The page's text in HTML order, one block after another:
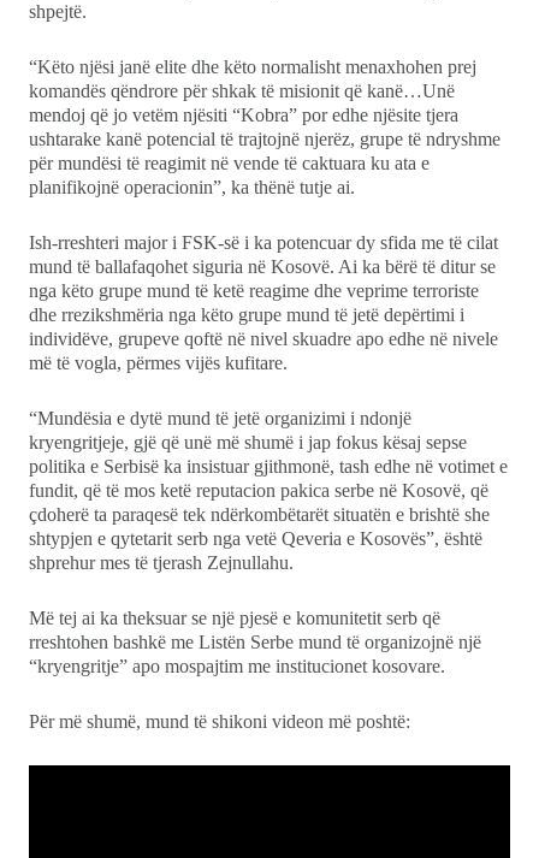
shpejtë.
“Këto njësi janë elite dhe këto normalisht menaxhohen prej
komandës qëndrore për shkak të misionit që kanë…Unë
mendoj që jo vetëm njësiti “Kobra” por edhe njësite tjera
ushtarake kanë potencial të trajtojnë njerëz, grupe të ndryshme
për mundësi të reagimit në vende të caktuara ku ata e
planifikojnë operacionin”, ka thënë tutje ai.
Ish-rreshteri major i FSK-së i ka potencuar dy sfida me të cilat
mund të ballafaqohet siguria në Kosovë. Ai ka bërë të ditur se
nga këto grupe mund të ketë reagime dhe veprime terroriste
dhe rrezikshmëria nga këto grupe mund të jetë depërtimi i
individëve, grupeve qoftë në nivel skuadre apo edhe në nivele
më të vogla, përmes vijës kufitare.
“Mundësia e dytë mund të jetë organizimi i ndonjë
kryengritjeje, gjë që unë më shumë i jap fokus kësaj sepse
politika e Serbisë ka insistuar gjithmonë, tash edhe në votimet e
fundit, që të mos ketë reputacion pakica serbe në Kosovë, që
çdoherë ta paraqesë tek ndërkombëtarët situatën e brishtë she
shtypjen e qytetarit serb nga vetë Qeveria e Kosovës”, është
shprehur mes të tjerash Zejnullahu.
Më tej ai ka theksuar se një pjesë e komunitetit serb që
rreshtohen bashkë me Listën Serbe mund të organizojnë një
“kryengritje” apo mospajtim me institucionet kosovare.
Për më shumë, mund të shikoni videon më poshtë: